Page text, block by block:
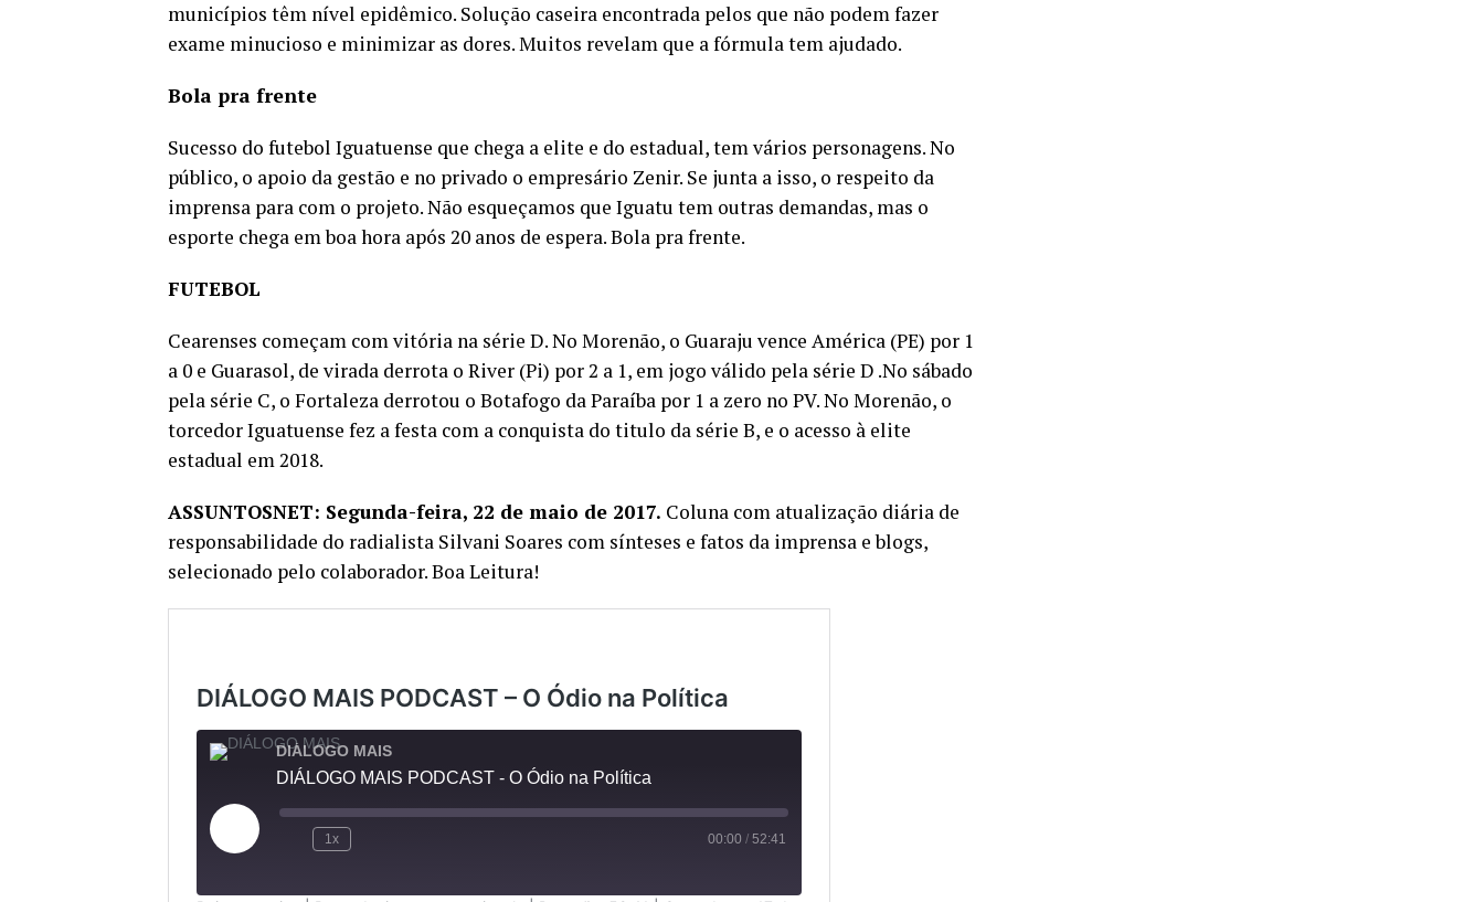
municípios têm nível epidêmico. Solução caseira encontrada pelos que não podem fazer
exame minucioso e minimizar as dores. Muitos revelam que a fórmula tem ajudado.
Bola pra frente
Sucesso do futebol Iguatuense que chega a elite e do estadual, tem vários personagens. No
público, o apoio da gestão e no privado o empresário Zenir. Se junta a isso, o respeito da
imprensa para com o projeto. Não esqueçamos que Iguatu tem outras demandas, mas o
esporte chega em boa hora após 20 anos de espera. Bola pra frente.
FUTEBOL
Cearenses começam com vitória na série D. No Morenão, o Guaraju vence América (PE) por 1
a 0 e Guarasol, de virada derrota o River (Pi) por 2 a 1, em jogo válido pela série D .No sábado
pela série C, o Fortaleza derrotou o Botafogo da Paraíba por 1 a zero no PV. No Morenão, o
torcedor Iguatuense fez a festa com a conquista do titulo da série B, e o acesso à elite
estadual em 2018.
ASSUNTOSNET: Segunda-feira, 22 de maio de 2017. Coluna com atualização diária de
responsabilidade do radialista Silvani Soares com sínteses e fatos da imprensa e blogs,
selecionado pelo colaborador. Boa Leitura!